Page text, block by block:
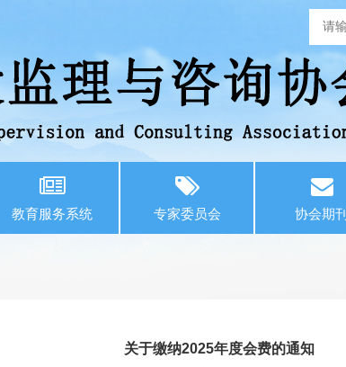
教育服务系统 专家委员会 协会期刊
关于缴纳2025年度会费的通知